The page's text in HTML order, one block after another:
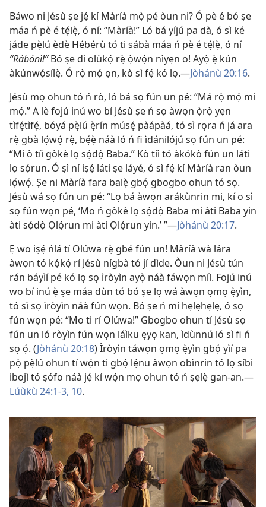
Báwo ni Jésù ṣe jẹ́ kí Màríà mọ̀ pé òun ni? Ó pè é bó ṣe
máa ń pè é tẹ́lẹ̀, ó ní: “Màríà!” Ló bá yíjú pa dà, ó sì ké
jáde pẹ̀lú èdè Hébérù tó ti sábà máa ń pè é tẹ́lẹ̀, ó ní
“Rábónì!”Bó ṣe di olùkọ́ rẹ̀ ọ̀wọ́n nìyẹn o! Ayọ̀ ẹ̀ kún
àkúnwọ́sílẹ̀. Ó rọ̀ mọ́ ọn, kò sì fẹ́ kó lọ.—Jòhánù 20:16.
Jésù mọ ohun tó ń rò, ló bá sọ fún un pé: “Má rọ̀ mọ́ mi
mọ́.” A lè fojú inú wo bí Jésù ṣe ń sọ àwọn ọ̀rọ̀ yẹn
tìfẹ́tìfẹ́, bóyá pẹ̀lú ẹ̀rín músẹ́ pàápàá, tó sì rọra ń já ara
rẹ̀ gbà lọ́wọ́ rẹ̀, bẹ́ẹ̀ náà ló ń fi ìdánilójú sọ fún un pé:
“Mi ò tíì gòkè lọ sọ́dọ̀ Baba.” Kò tíì tó àkókò fún un láti
lọ sọ́run. Ó ṣì ní iṣẹ́ láti ṣe láyé, ó sì fẹ́ kí Màríà ran òun
lọ́wọ́. Ṣe ni Màríà fara balẹ̀ gbọ́ gbogbo ohun tó sọ.
Jésù wá sọ fún un pé: “Lọ bá àwọn arákùnrin mi, kí o sì
sọ fún wọn pé, ‘Mo ń gòkè lọ sọ́dọ̀ Baba mi àti Baba yin
àti sọ́dọ̀ Ọlọ́run mi àti Ọlọ́run yin.’ ”—Jòhánù 20:17.
Ẹ wo iṣẹ́ ńlá tí Olúwa rẹ̀ gbé fún un! Màríà wà lára
àwọn tó kọ́kọ́ rí Jésù nígbà tó jí dìde. Òun ni Jésù tún
rán báyìí pé kó lọ sọ ìròyìn ayọ̀ náà fáwọn míì. Fojú inú
wo bí inú ẹ̀ ṣe máa dùn tó bó ṣe lọ wá àwọn ọmọ ẹ̀yìn,
tó sì sọ ìròyìn náà fún wọn. Bó ṣe ń mí hẹlẹhẹlẹ, ó sọ
fún wọn pé: “Mo ti rí Olúwa!” Gbogbo ohun tí Jésù sọ
fún un ló ròyìn fún wọn láìku ẹyọ kan, ìdùnnú ló sì fi ń
sọ ọ́. (Jòhánù 20:18) Ìròyìn táwọn ọmọ ẹ̀yìn gbọ́ yìí pa
pọ̀ pẹ̀lú ohun tí wọ́n ti gbọ́ lẹ́nu àwọn obìnrin tó lọ síbi
ibojì tó ṣófo náà jẹ́ kí wọ́n mọ ohun tó ń ṣẹlẹ̀ gan-an.—
Lúùkù 24:1-3, 10.